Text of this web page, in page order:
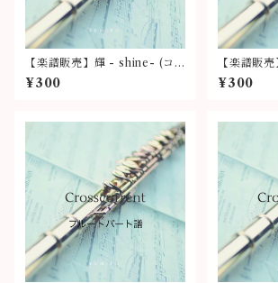
【楽譜販売】輝 - shine- (コ
ード譜)
¥300
【楽譜販売
ルートパー
¥300